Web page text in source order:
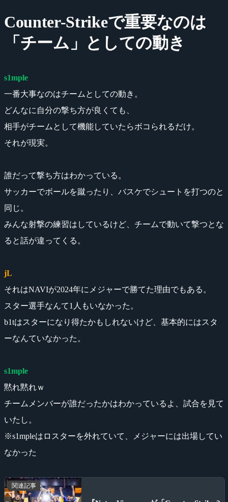
Counter-Strikeで重要なのは
「チーム」としての動き
s1mple
一番大事なのはチームとしての動き。
どんなに自分の撃ち方が良くても、
相手がチームとして機能していたらボコられるだけ。
それが現実。
誰だって撃ち方はわかっている。
サッカーでボールを蹴ったり、バスケでシュートを打つのと
同じ。
みんな射撃の練習はしているけど、チームで動いて撃つとな
ると話が違ってくる。
jL
それはNAVIが2024年にメジャーで勝てた理由でもある。
スター選手なんて1人もいなかった。
b1tはスターになり得たかもしれないけど、基本的にはスタ
ーなんていなかった。
s1mple
黙れ黙れｗ
チームメンバーが誰だったかはわかっているよ、試合を見て
いたし。
※s1mpleはロスターを外れていて、メジャーには出場してい
なかった
関連記事